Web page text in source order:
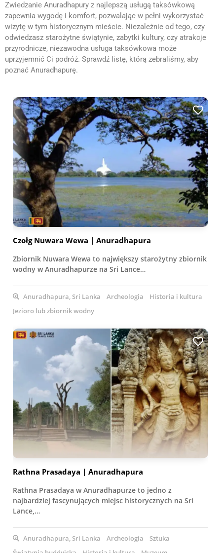
Zwiedzanie Anuradhapury z najlepszą usługą taksówkową
zapewnia wygodę i komfort, pozwalając w pełni wykorzystać
wizytę w tym historycznym mieście. Niezależnie od tego, czy
odwiedzasz starożytne świątynie, zabytki kultury, czy atrakcje
przyrodnicze, niezawodna usługa taksówkowa może
uprzyjemnić Ci podróż. Sprawdź listę, którą zebraliśmy, aby
poznać Anuradhapurę.
Czołg Nuwara Wewa | Anuradhapura
Zbiornik Nuwara Wewa to największy starożytny zbiornik
wodny w Anuradhapurze na Sri Lance…
Anuradhapura, Sri Lanka Archeologia
Historia i kultura
Jezioro lub zbiornik wodny
Rathna Prasadaya | Anuradhapura
Rathna Prasadaya w Anuradhapurze to jedno z
najbardziej fascynujących miejsc historycznych na Sri
Lance,…
Anuradhapura, Sri Lanka Archeologia
Sztuka